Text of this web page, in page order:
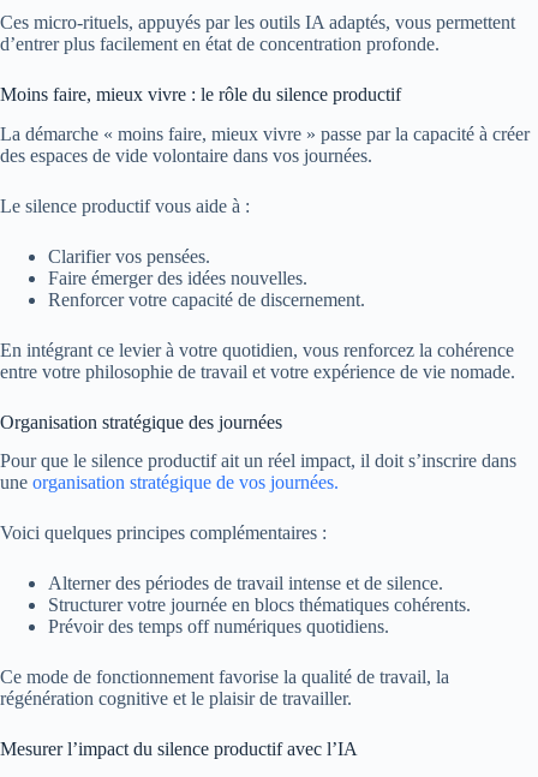
Ces micro-rituels, appuyés par les outils IA adaptés, vous permettent
d’entrer plus facilement en état de concentration profonde.
Moins faire, mieux vivre : le rôle du silence productif
La démarche « moins faire, mieux vivre » passe par la capacité à créer
des espaces de vide volontaire dans vos journées.
Le silence productif vous aide à :
Clarifier vos pensées.
Faire émerger des idées nouvelles.
Renforcer votre capacité de discernement.
En intégrant ce levier à votre quotidien, vous renforcez la cohérence
entre votre philosophie de travail et votre expérience de vie nomade.
Organisation stratégique des journées
Pour que le silence productif ait un réel impact, il doit s’inscrire dans
une organisation stratégique de vos journées.
Voici quelques principes complémentaires :
Alterner des périodes de travail intense et de silence.
Structurer votre journée en blocs thématiques cohérents.
Prévoir des temps off numériques quotidiens.
Ce mode de fonctionnement favorise la qualité de travail, la
régénération cognitive et le plaisir de travailler.
Mesurer l’impact du silence productif avec l’IA